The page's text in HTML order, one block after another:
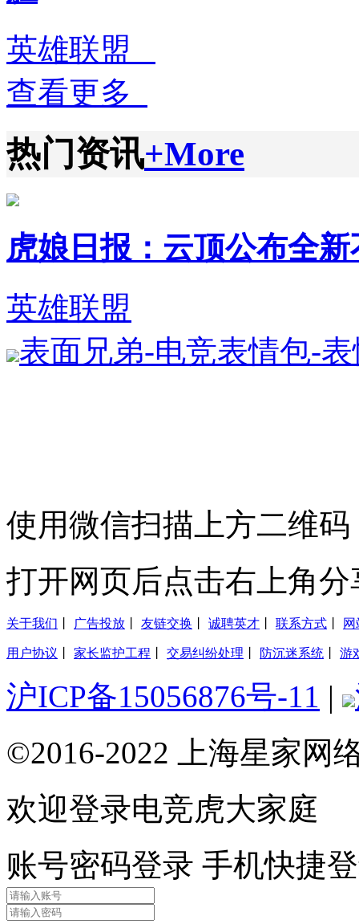
英雄联盟
查看更多
热门资讯+More
虎娘日报：云顶公布全
英雄联盟
表面兄弟-电竞表情包-
使用微信扫描上方二维码
打开网页后点击右上角分
关于我们 广告投放 友链交换 诚聘英才 联系方式
用户协议 家长监护工程 交易纠纷处理 防沉迷系统 游
沪ICP备15056876号-11 |
©2016-2022 上海星家网
欢迎登录电竞虎大家庭
账号密码登录 手机快捷